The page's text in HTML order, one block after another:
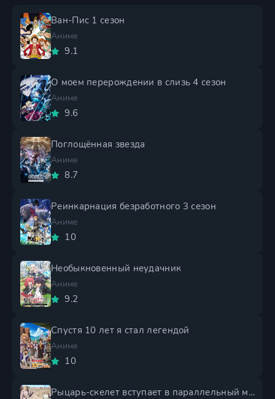
Ван-Пис 1 сезон
Аниме
9.1
О моем перерождении в слизь 4 сезон
Аниме
9.6
Поглощённая звезда
Аниме
8.7
Реинкарнация безработного 3 сезон
Аниме
10
Необыкновенный неудачник
Аниме
9.2
Спустя 10 лет я стал легендой
Аниме
10
Рыцарь-скелет вступает в параллельный мир 2 сезон